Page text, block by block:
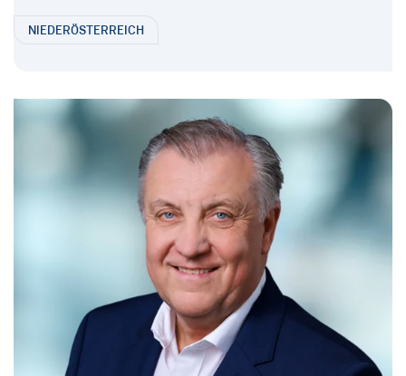
NIEDERÖSTERREICH